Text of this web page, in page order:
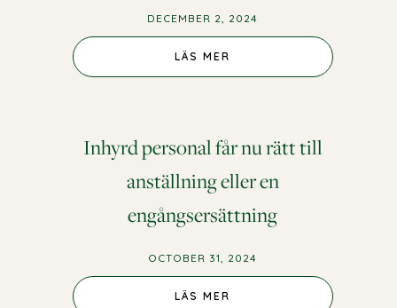
DECEMBER 2, 2024
LÄS MER
Inhyrd personal får nu rätt till
anställning eller en
engångsersättning
OCTOBER 31, 2024
LÄS MER